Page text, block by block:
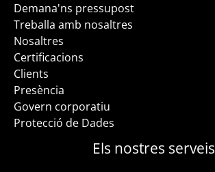
Demana'ns pressupost
Treballa amb nosaltres
Nosaltres
Certificacions
Clients
Presència
Govern corporatiu
Protecció de Dades
Els nostres serveis